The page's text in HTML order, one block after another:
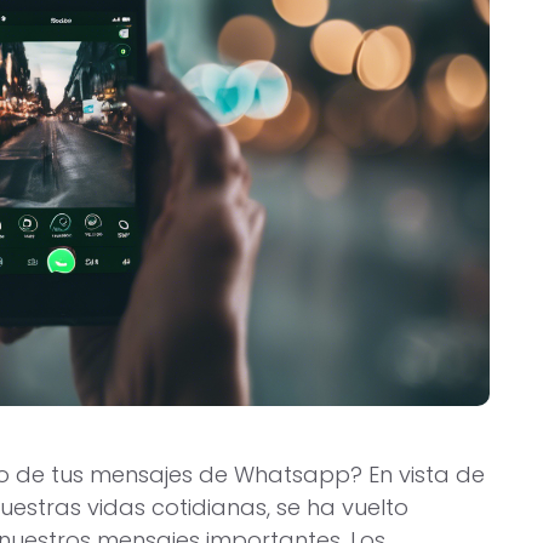
tus mensajes de Whatsapp? En vista de
vidas cotidianas, se ha vuelto